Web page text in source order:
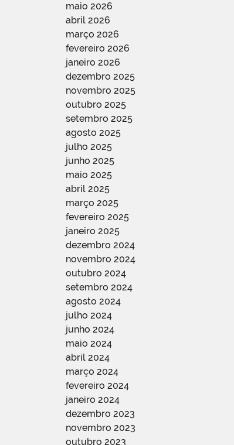
maio 2026
abril 2026
março 2026
fevereiro 2026
janeiro 2026
dezembro 2025
novembro 2025
outubro 2025
setembro 2025
agosto 2025
julho 2025
junho 2025
maio 2025
abril 2025
março 2025
fevereiro 2025
janeiro 2025
dezembro 2024
novembro 2024
outubro 2024
setembro 2024
agosto 2024
julho 2024
junho 2024
maio 2024
abril 2024
março 2024
fevereiro 2024
janeiro 2024
dezembro 2023
novembro 2023
outubro 2023